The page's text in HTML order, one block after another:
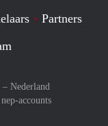
Partners
– Nederland
accounts